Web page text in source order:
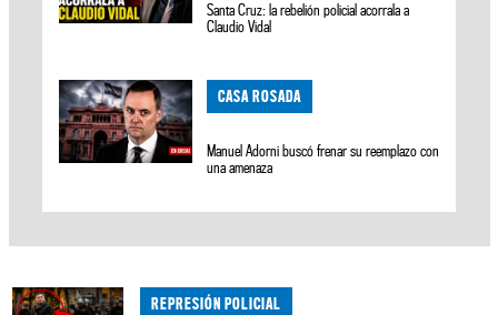
Santa Cruz: la rebelión policial acorrala a
Claudio Vidal
CASA ROSADA
Manuel Adorni buscó frenar su reemplazo con
una amenaza
REPRESIÓN POLICIAL